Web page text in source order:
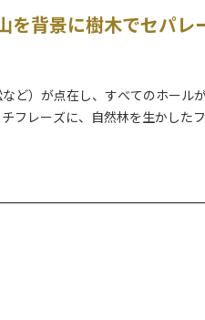
背景に樹木でセパレ
ど）が点在し、すべてのホール
フレーズに、自然林を生かした